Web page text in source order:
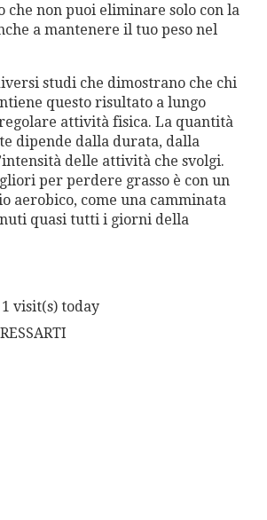
che non puoi eliminare solo con la
a mantenere il tuo peso nel
studi che dimostrano che chi
questo risultato a lungo
attività fisica. La quantità
dipende dalla durata, dalla
delle attività che svolgi.
per perdere grasso è con un
aerobico, come una camminata
quasi tutti i giorni della
visit(s) today